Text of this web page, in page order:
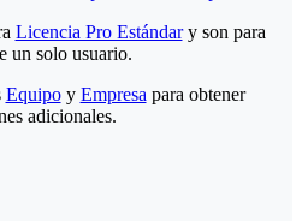
Licencia Pro Estándary son para
un solo usuario.
Equipoy Empresa para obtener
adicionales.